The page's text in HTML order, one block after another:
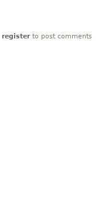
registerto post comments